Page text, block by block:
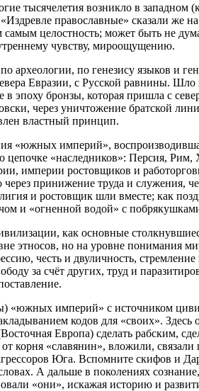
тысячелетия возникло в
православные» сказали же
самым целостность; может быть не
чувству, мироощущению.
археологии, по генезису языков и
Евразии, с Русской равнины.
в эпоху бронзы, которая пришла с
через уничтожение братской
властный принцип.
«южных империй»,
цепочке «наследников»: Персия,
империи ростовщиков и
принижение труда и служения,
и ростовщик шли вместе; как
и «огненной водой» с
как основные
этносов, но на уровне понимания
честь и двуличность,
за счёт других, труд и
«южных империй» с источником
кодов для «своих». Здесь
Европа) сделать рабским,
корня «славянин», вложили,
Юга. Вспомните скифов и
А дальше в поколениях
«они», искажая историю и